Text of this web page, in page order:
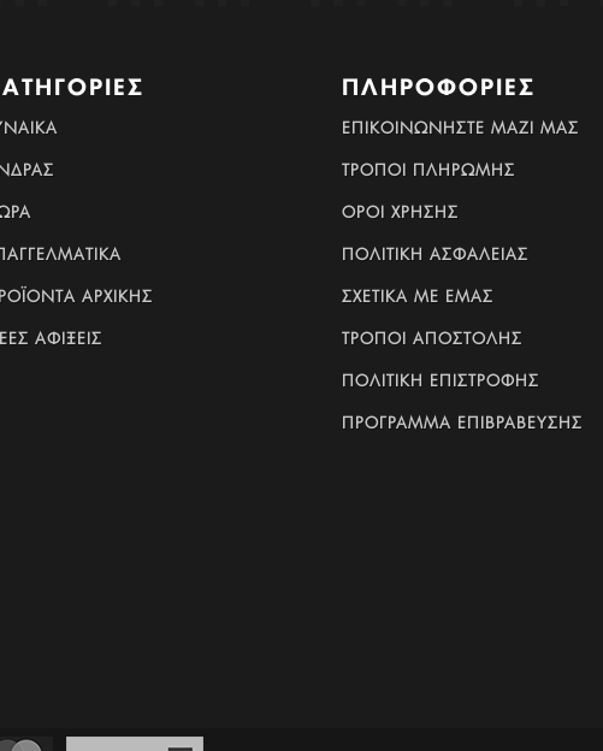
ΑΡΧΙΚΗΣ
ΑΦΊΞΕΙΣ
ΠΛΗΡΟΦΟΡΊΕΣ
ΕΠΙΚΟΙΝΩΝΉΣΤΕ ΜΑΖΊ ΜΑΣ
ΤΡΟΠΟΙ ΠΛΗΡΩΜΗΣ
ΟΡΟΙ ΧΡΗΣΗΣ
ΠΟΛΙΤΙΚΗ ΑΣΦΑΛΕΙΑΣ
ΣΧΕΤΙΚΑ ΜΕ ΕΜΑΣ
ΤΡΟΠΟΙ ΑΠΟΣΤΟΛΗΣ
ΠΟΛΙΤΙΚΗ ΕΠΙΣΤΡΟΦΗΣ
ΠΡΟΓΡΑΜΜΑ ΕΠΙΒΡΑΒΕΥΣΗΣ